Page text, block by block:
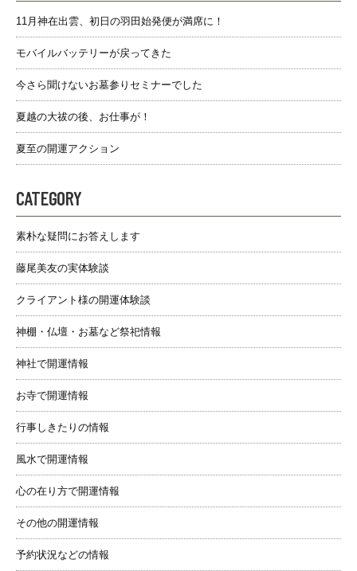
11月神在出雲、初日の羽田始発便が満席に！
モバイルバッテリーが戻ってきた
今さら聞けないお墓参りセミナーでした
夏越の大祓の後、お仕事が！
夏至の開運アクション
CATEGORY
素朴な疑問にお答えします
藤尾美友の実体験談
クライアント様の開運体験談
神棚・仏壇・お墓など祭祀情報
神社で開運情報
お寺で開運情報
行事しきたりの情報
風水で開運情報
心の在り方で開運情報
その他の開運情報
予約状況などの情報